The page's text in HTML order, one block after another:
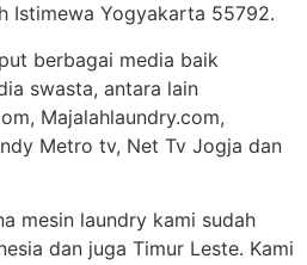
Istimewa Yogyakarta 55792.
berbagai media baik
swasta, antara lain
Majalahlaundry.com,
Metro tv, Net Tv Jogja dan
mesin laundry kami sudah
dan juga Timur Leste. Kami